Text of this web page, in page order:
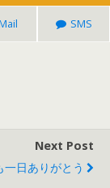
SMS
Next Post
一日ありがとう